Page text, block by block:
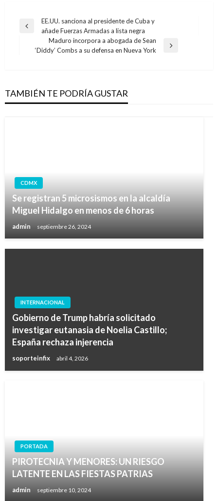
Navegación
entradas
Entrada
EE.UU. sanciona al presidente de Cuba y
añade Fuerzas Armadas a lista negra
Entrada
Maduro incorpora a abogada de Sean
‘Diddy’ Combs a su defensa en Nueva York
TAMBIÉN TE PODRÍA GUSTAR
CDMX
Se registran 5 microsismos en la alcaldía
Miguel Hidalgo en menos de 6 horas
admin septiembre 26, 2024
INTERNACIONAL
Gobierno de Trump habría solicitado
investigar eutanasia de Noelia Castillo;
España rechaza injerencia
soporteinfix abril 4, 2026
PORTADA
PIROTECNIA Y MENORES: UN RIESGO
LATENTE EN LAS FIESTAS PATRIAS
admin septiembre 10, 2024